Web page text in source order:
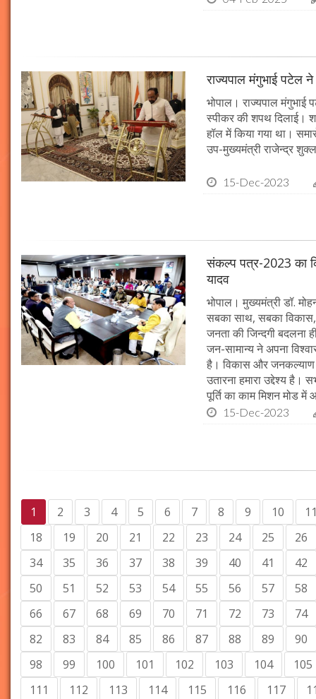
राज्यपाल मंगुभाई पटेल ने
भोपाल। राज्यपाल मंगुभाई
स्पीकर की शपथ दिलाई।
हॉल में किया गया था।
उप-मुख्यमंत्री राजेन्द्र
15-Dec-2023
संकल्प पत्र-2023 का
यादव
भोपाल। मुख्यमंत्री डॉ.
सबका साथ, सबका
जनता की जिन्दगी बदलना
जन-सामान्य ने अपना
है। विकास और
उतारना हमारा उद्देश्य
पूर्ति का काम मिशन मोड
15-Dec-2023
1 2 3 4 5 6 7 8 9 10
18
19 20 21 22 23 24 25
26
34
35 36 37 38 39 40 41
42
50
51 52 53 54 55 56 57
58
66
67 68 69 70 71 72 73
74
82
83 84 85 86 87 88 89
90
98
99 100 101 102 103 104
105
111
112 113 114 115 116 117